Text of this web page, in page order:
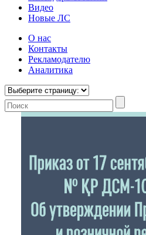
Видео
Новые ЛС
О нас
Контакты
Рекламодателю
Аналитика